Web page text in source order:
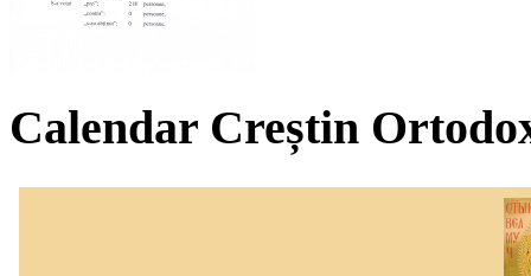
Calendar Creștin